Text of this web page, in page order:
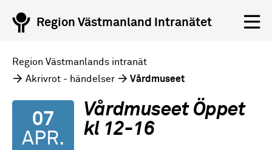
Region Västmanland Intranätet
Region Västmanlands intranät
Akrivrot - händelser
Vårdmuseet
07
APR.
Vårdmuseet Öppet
kl 12-16